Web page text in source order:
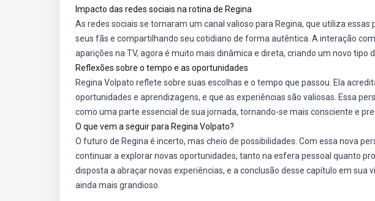
Impacto das redes sociais na rotina de Regina
As redes sociais se tornaram um canal valioso para Regina, que utiliza
seus fãs e compartilhando seu cotidiano de forma autêntica. A interação
aparições na TV, agora é muito mais dinâmica e direta, criando um novo tipo
Reflexões sobre o tempo e as oportunidades
Regina Volpato reflete sobre suas escolhas e o tempo que passou. Ela
oportunidades e aprendizagens, e que as experiências são valiosas. Essa
como uma parte essencial de sua jornada, tornando-se mais consciente e
O que vem a seguir para Regina Volpato?
O futuro de Regina é incerto, mas cheio de possibilidades. Com essa nova
continuar a explorar novas oportunidades, tanto na esfera pessoal quanto
disposta a abraçar novas experiências, e a conclusão desse capítulo em sua
ainda mais grandioso.